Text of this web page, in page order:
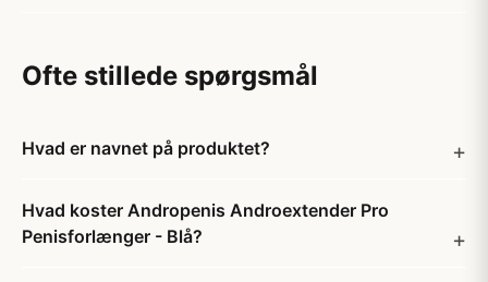
Ofte stillede spørgsmål
Hvad er navnet på produktet?
Hvad koster Andropenis Androextender Pro
Penisforlænger - Blå?